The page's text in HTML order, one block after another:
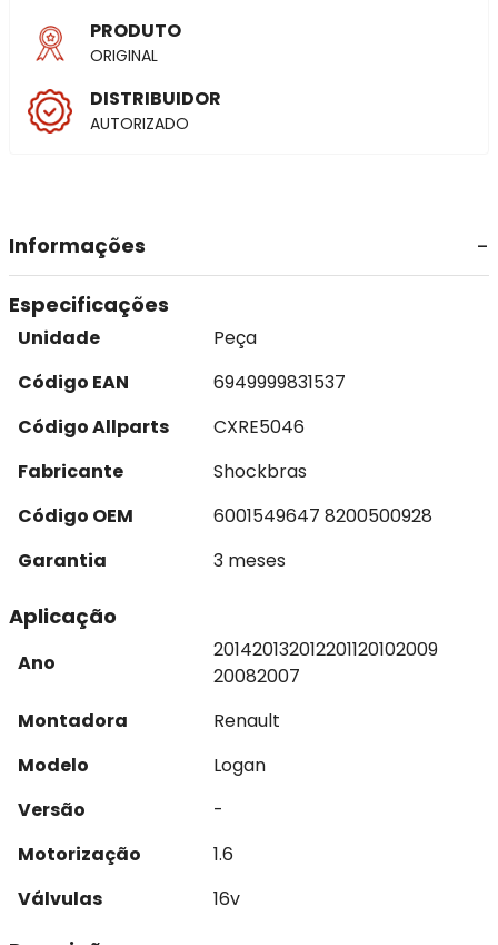
PRODUTO
ORIGINAL
DISTRIBUIDOR
AUTORIZADO
Informações
Especificações
Unidade
Peça
Código EAN
6949999831537
Código Allparts
CXRE5046
Fabricante
Shockbras
Código OEM
6001549647 8200500928
Garantia
3 meses
Aplicação
Ano
201420132012201120102009
20082007
Montadora
Renault
Modelo
Logan
Versão
-
Motorização
1.6
Válvulas
16v